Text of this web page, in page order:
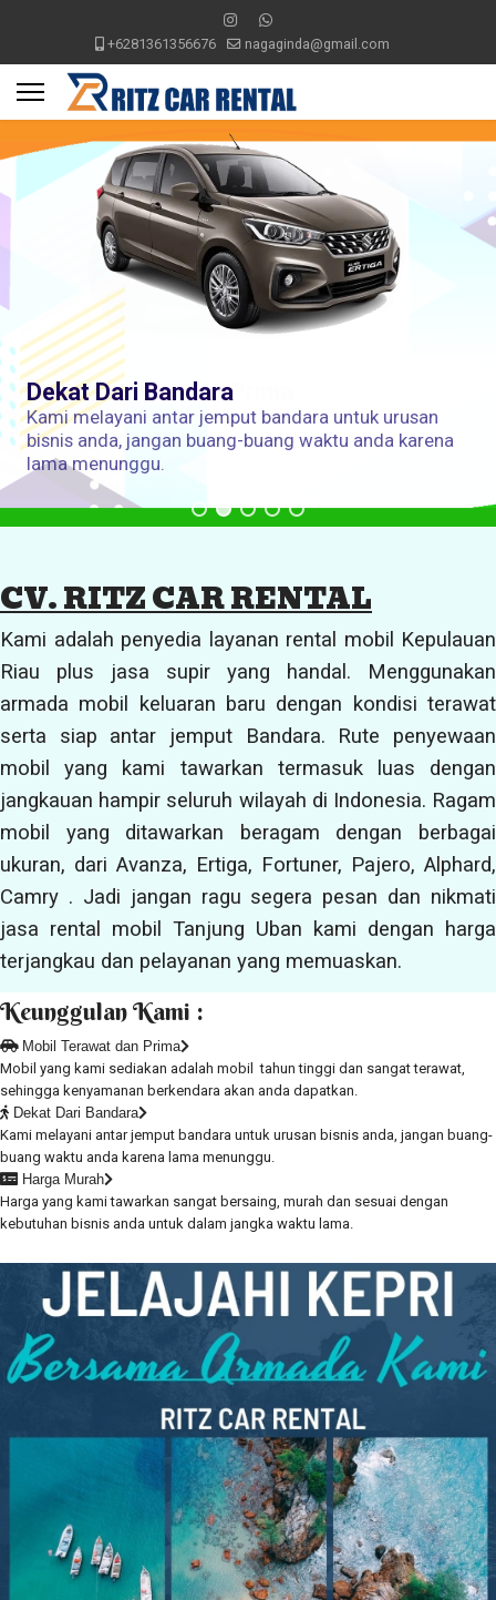
+6281361356676 nagaginda@gmail.com
Dekat Dari Bandara
Kami melayani antar jemput bandara untuk urusan
bisnis anda, jangan buang-buang waktu anda karena
lama menunggu.
CV. RITZ CAR RENTAL
Kami adalah penyedia layanan rental mobil Kepulauan
Riau plus jasa supir yang handal. Menggunakan
armada mobil keluaran baru dengan kondisi terawat
serta siap antar jemput Bandara. Rute penyewaan
mobil yang kami tawarkan termasuk luas dengan
jangkauan hampir seluruh wilayah di Indonesia. Ragam
mobil yang ditawarkan beragam dengan berbagai
ukuran, dari Avanza, Ertiga, Fortuner, Pajero, Alphard,
Camry . Jadi jangan ragu segera pesan dan nikmati
jasa rental mobil Tanjung Uban kami dengan harga
terjangkau dan pelayanan yang memuaskan.
Keunggulan Kami :
Mobil Terawat dan Prima
Mobil yang kami sediakan adalah mobil tahun tinggi dan sangat terawat,
sehingga kenyamanan berkendara akan anda dapatkan.
Dekat Dari Bandara
Kami melayani antar jemput bandara untuk urusan bisnis anda, jangan buang-
buang waktu anda karena lama menunggu.
Harga Murah
Harga yang kami tawarkan sangat bersaing, murah dan sesuai dengan
kebutuhan bisnis anda untuk dalam jangka waktu lama.